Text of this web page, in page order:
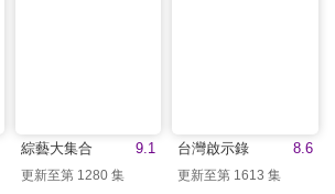
9.1
綜藝大集合
更新至第 1280 集
8.6
台灣啟示錄
更新至第 1613 集